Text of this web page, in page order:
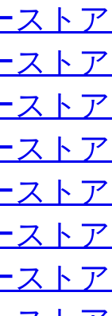
スト
スト
スト
スト
スト
スト
スト